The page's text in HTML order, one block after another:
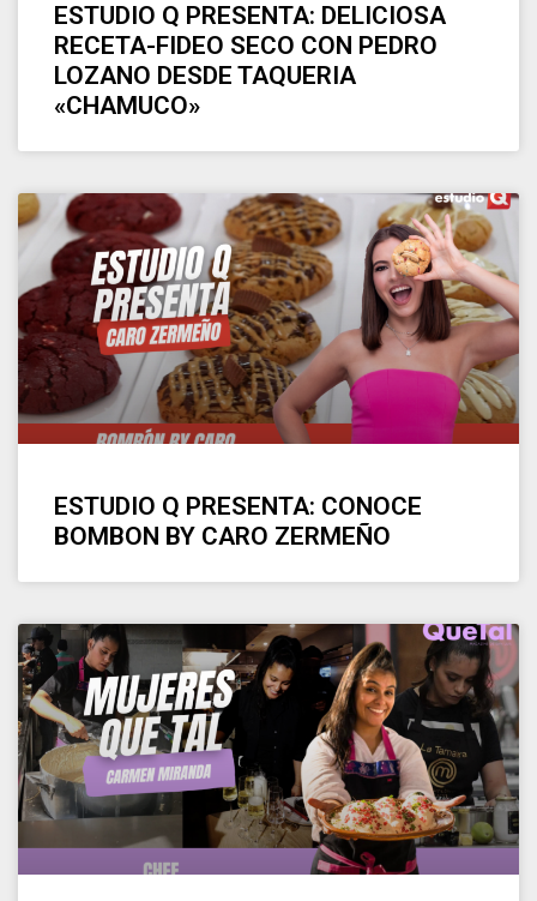
ESTUDIO Q PRESENTA: DELICIOSA
RECETA-FIDEO SECO CON PEDRO
LOZANO DESDE TAQUERIA
«CHAMUCO»
ESTUDIO Q PRESENTA: CONOCE
BOMBON BY CARO ZERMEÑO